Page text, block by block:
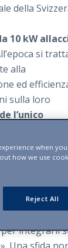
della
10 kW
si
alla
ed
sulla loro
l’unico
il
l’ISAAC si
sulle pareti
-
Per
integrarli
Una sfida
when
how we use
Reject All